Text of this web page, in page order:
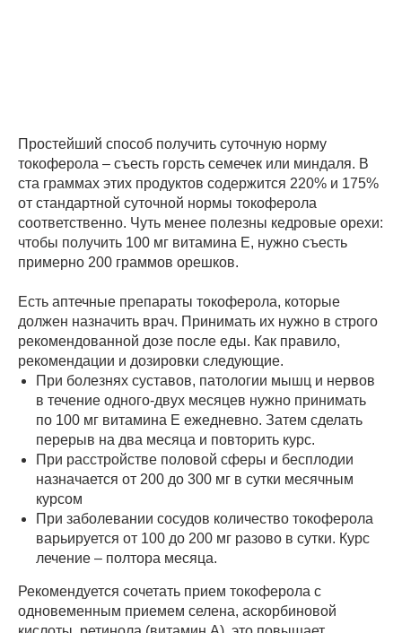
Простейший способ получить суточную норму
токоферола – съесть горсть семечек или миндаля. В
ста граммах этих продуктов содержится 220% и 175%
от стандартной суточной нормы токоферола
соответственно. Чуть менее полезны кедровые орехи:
чтобы получить 100 мг витамина Е, нужно съесть
примерно 200 граммов орешков.
Есть аптечные препараты токоферола, которые
должен назначить врач. Принимать их нужно в строго
рекомендованной дозе после еды. Как правило,
рекомендации и дозировки следующие.
При болезнях суставов, патологии мышц и нервов
в течение одного-двух месяцев нужно принимать
по 100 мг витамина Е ежедневно. Затем сделать
перерыв на два месяца и повторить курс.
При расстройстве половой сферы и бесплодии
назначается от 200 до 300 мг в сутки месячным
курсом
При заболевании сосудов количество токоферола
варьируется от 100 до 200 мг разово в сутки. Курс
лечение – полтора месяца.
Рекомендуется сочетать прием токоферола с
одновеменным приемем селена, аскорбиновой